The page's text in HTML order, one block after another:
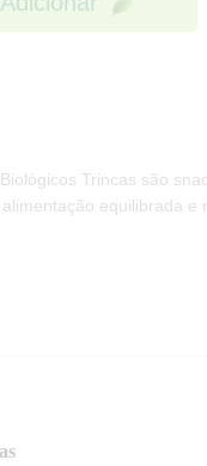
Trincas são
equilibrada e